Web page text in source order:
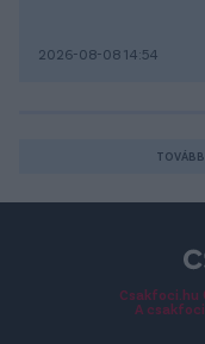
2026-08-08 14:54
A